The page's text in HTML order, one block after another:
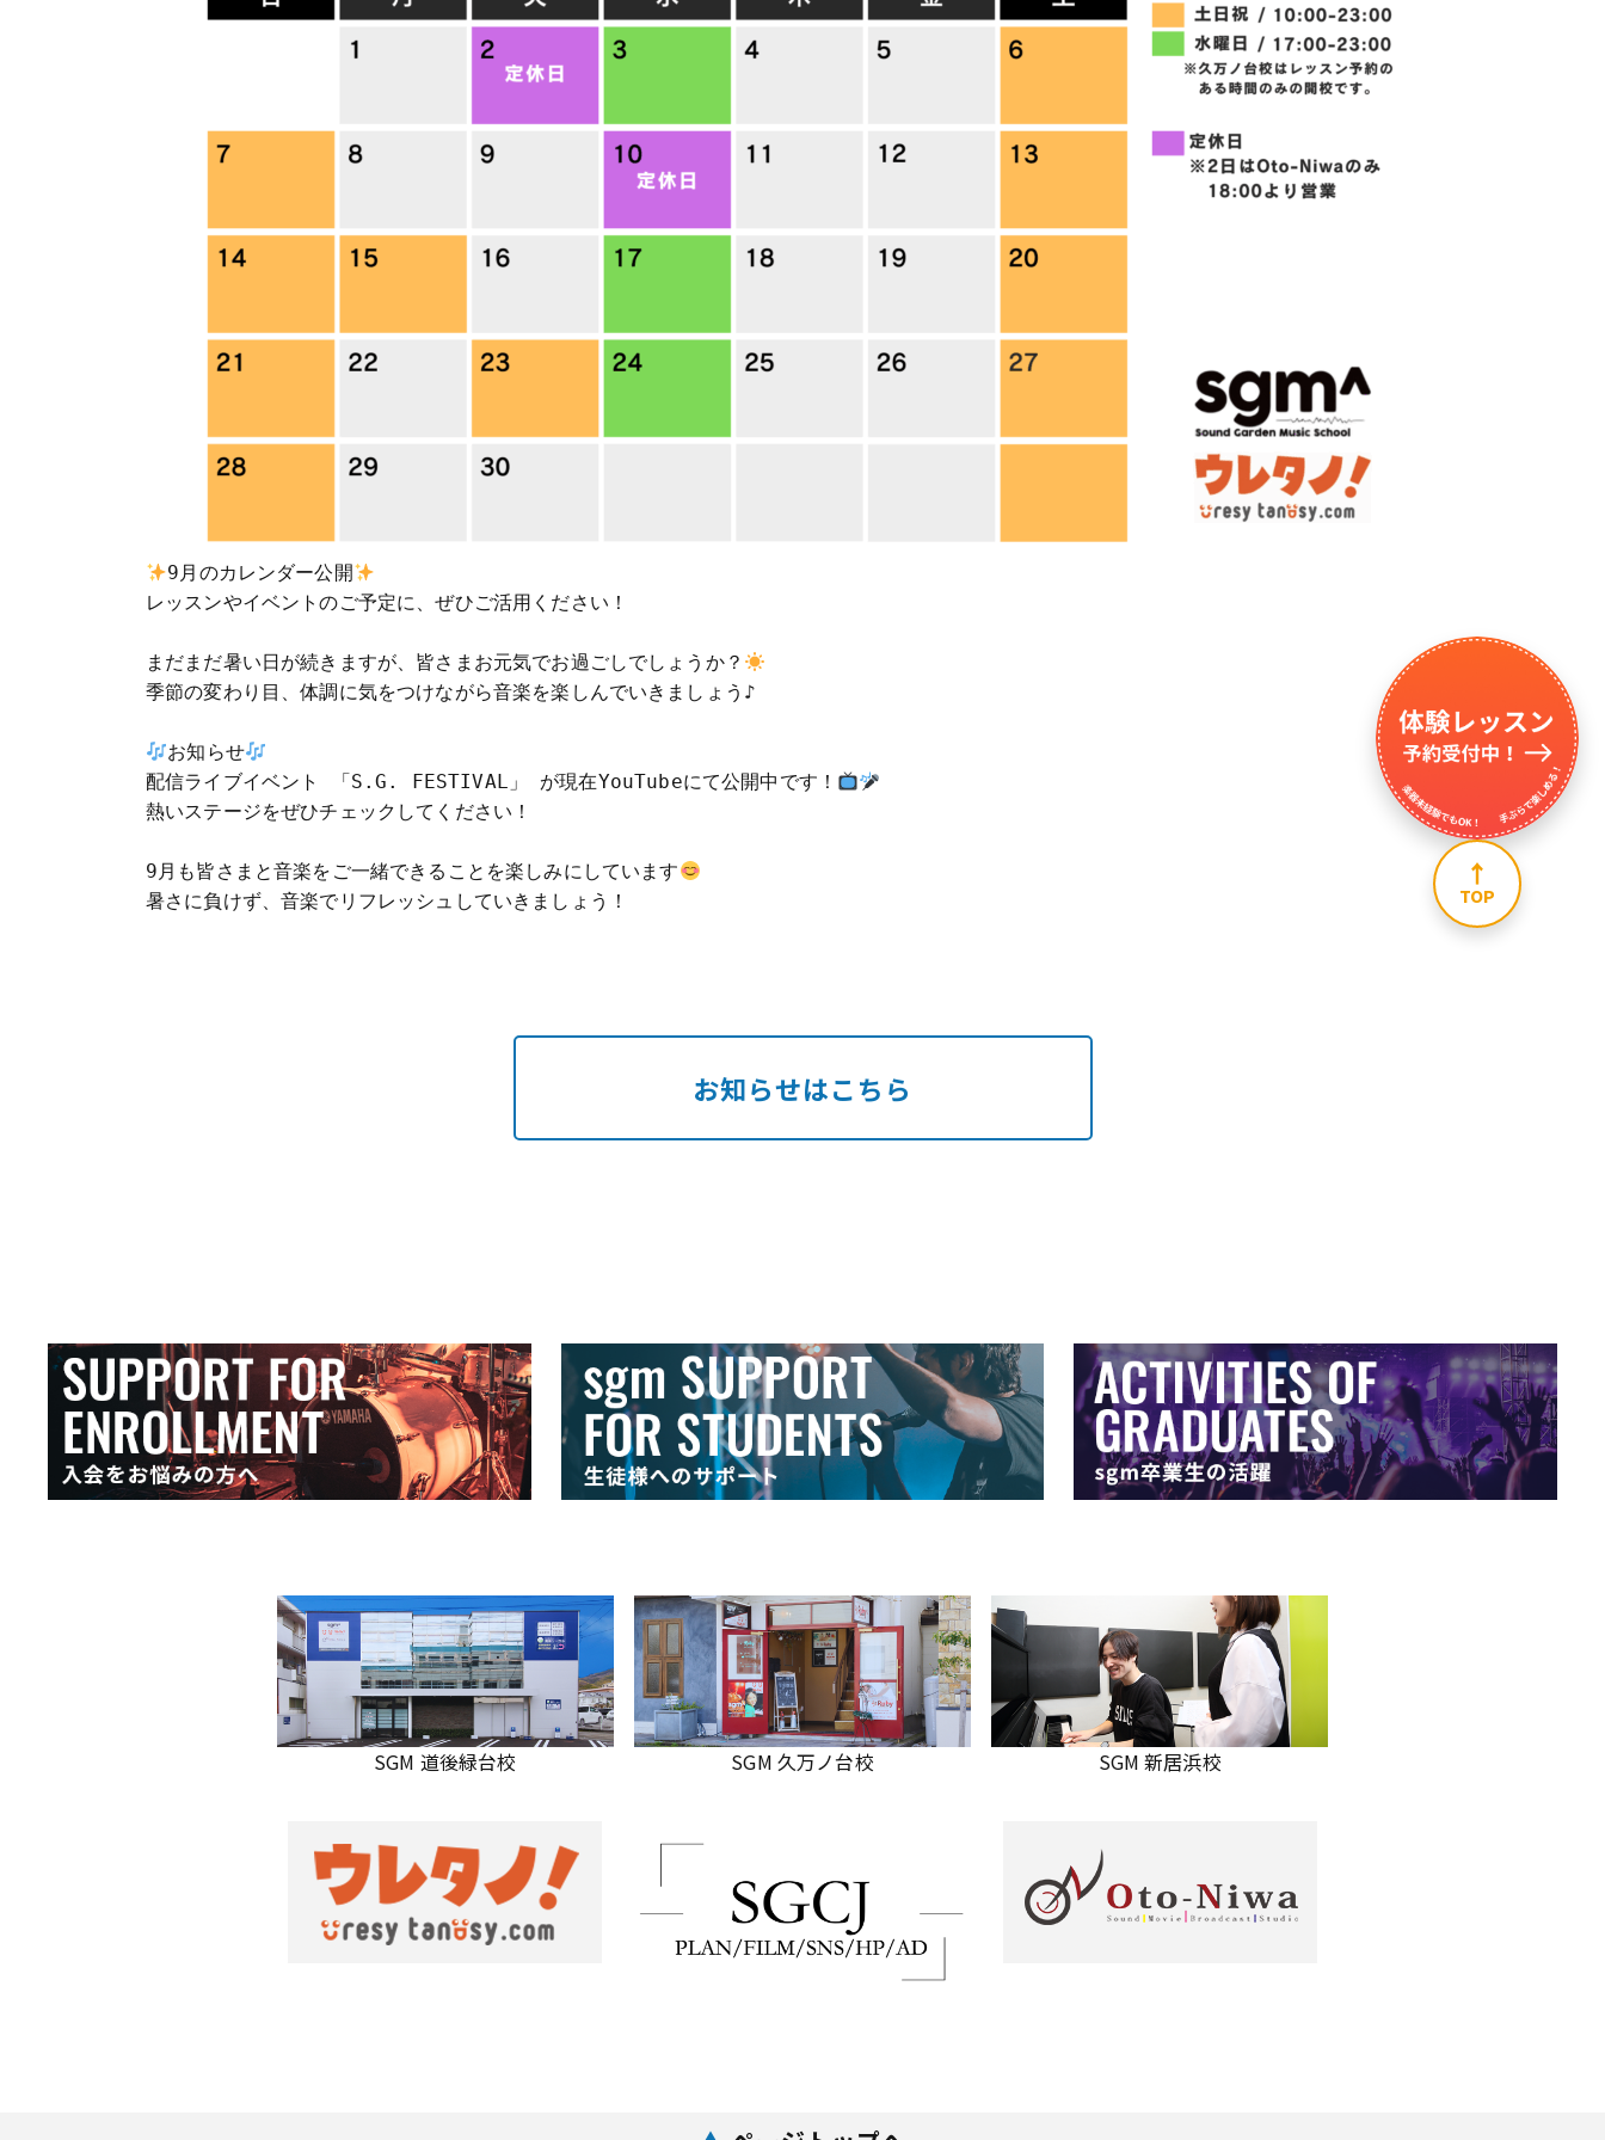
9月のカレンダー公開
レッスンやイベントのご予定に、ぜひご活用ください！
まだまだ暑い日が続きますが、皆さまお元気でお過ごしでしょうか？
季節の変わり目、体調に気をつけながら音楽を楽しんでいきましょう♪
お知らせ
配信ライブイベント 「S.G. FESTIVAL」 が現在YouTubeにて公開中です！
熱いステージをぜひチェックしてください！
9月も皆さまと音楽をご一緒できることを楽しみにしています
暑さに負けず、音楽でリフレッシュしていきましょう！
お知らせはこちら
SGM 道後緑台校 SGM 久万ノ台校 SGM 新居浜校
↑
TOP